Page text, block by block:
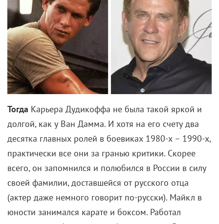
Натали Портман Николь Кидман
Рене Зелльвегер Светлана Ходченкова
Сирша Ронан Скарлет Йоханссон
Шарлиз Терон
Комментарии
Поделиться
Читайте «КиноРепортер»